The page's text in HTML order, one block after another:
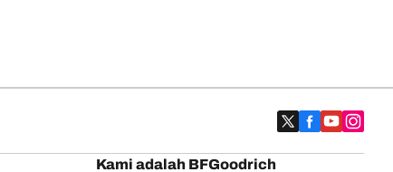
Kami adalah BFGoodrich